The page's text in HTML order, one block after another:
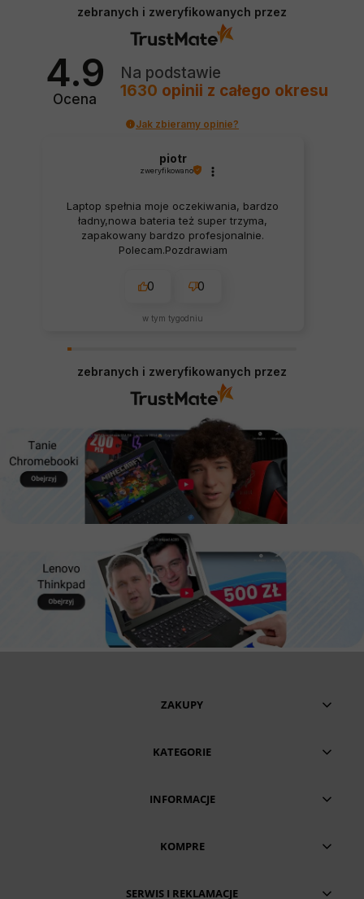
zebranych i zweryfikowanych przez
4.9
Ocena
Na podstawie
1630 opinii z całego okresu
Jak zbieramy opinie?
piotr
zweryfikowano
Laptop spełnia moje oczekiwania, bardzo
ładny,nowa bateria też super trzyma,
zapakowany bardzo profesjonalnie.
Polecam.Pozdrawiam
0 0
w tym tygodniu
zebranych i zweryfikowanych przez
ZAKUPY
KATEGORIE
INFORMACJE
KOMPRE
SERWIS I REKLAMACJE